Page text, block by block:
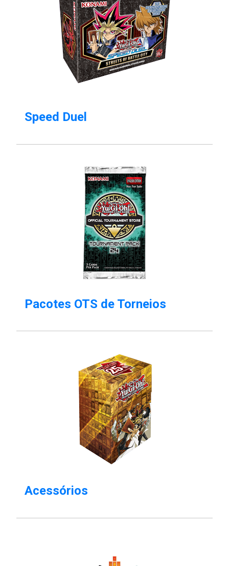
Speed Duel
Pacotes OTS de Torneios
Acessórios